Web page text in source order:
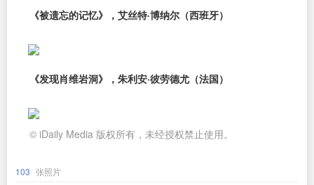
《被遗忘的记忆》，艾丝特·博纳尔（西班牙）
《发现肖维岩洞》，朱利安·彼劳德尤（法国）
© iDaily Media 版权所有，未经授权禁止使用。
103 张照片